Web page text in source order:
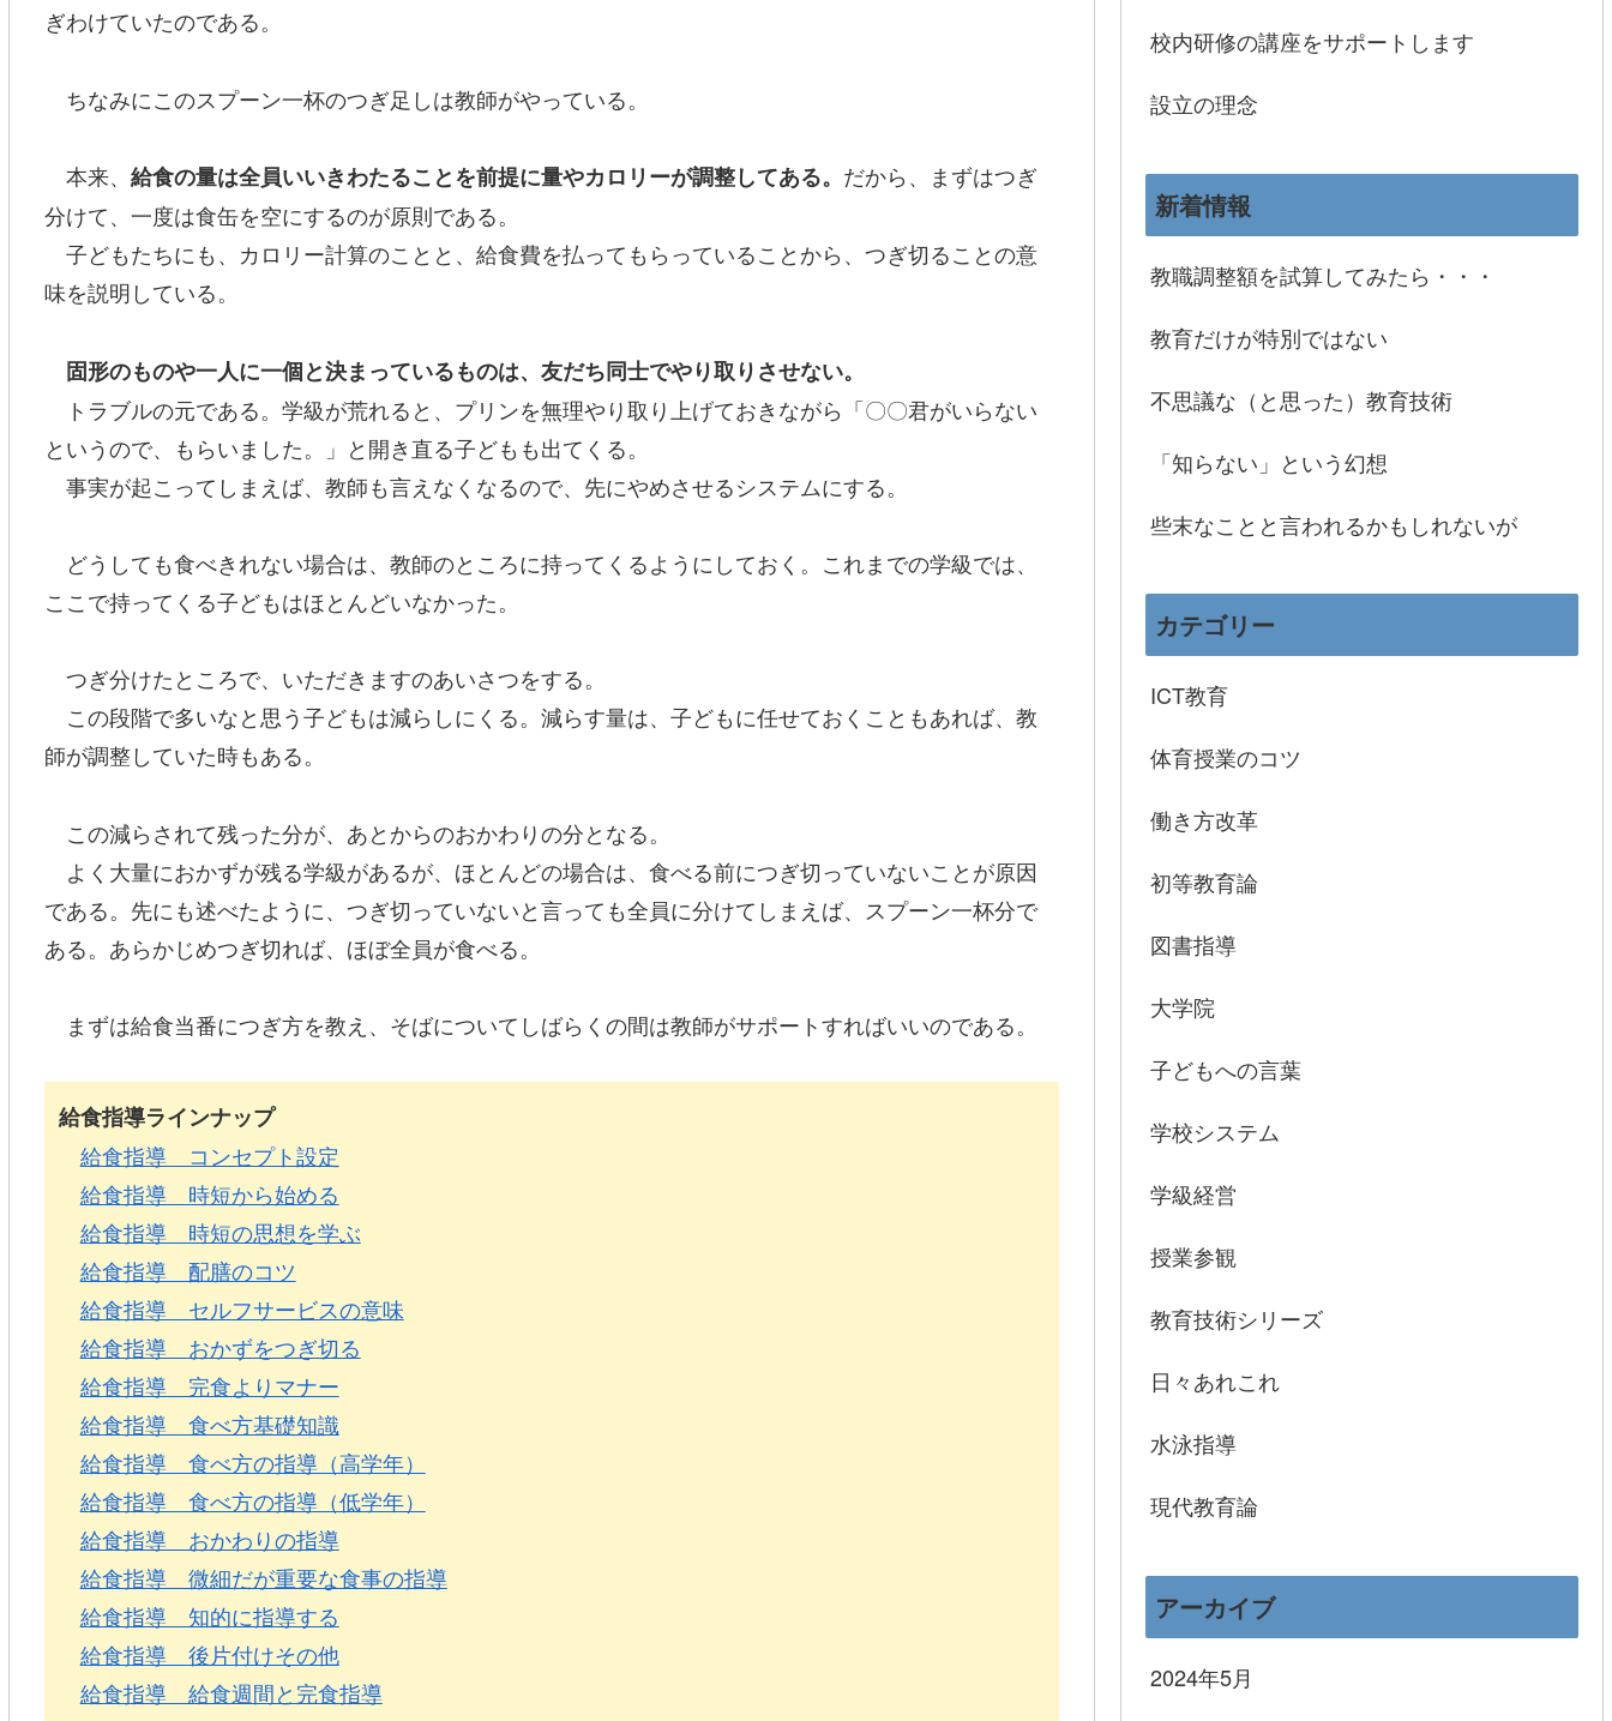
ぎわけていたのである。
ちなみにこのスプーン一杯のつぎ足しは教師がやっている。
本来、 給食の量は全員いいきわたることを前提に量やカロリーが調整してある。 だから、まずはつぎ
分けて、一度は食缶を空にするのが原則である。
子どもたちにも、カロリー計算のことと、給食費を払ってもらっていることから、つぎ切ることの意
味を説明している。
固形のものや一人に一個と決まっているものは、友だち同士でやり取りさせない。
トラブルの元である。学級が荒れると、プリンを無理やり取り上げておきながら「〇〇君がいらない
というので、もらいました。」と開き直る子どもも出てくる。
事実が起こってしまえば、教師も言えなくなるので、先にやめさせるシステムにする。
どうしても食べきれない場合は、教師のところに持ってくるようにしておく。これまでの学級では、
ここで持ってくる子どもはほとんどいなかった。
つぎ分けたところで、いただきますのあいさつをする。
この段階で多いなと思う子どもは減らしにくる。減らす量は、子どもに任せておくこともあれば、教
師が調整していた時もある。
この減らされて残った分が、あとからのおかわりの分となる。
よく大量におかずが残る学級があるが、ほとんどの場合は、食べる前につぎ切っていないことが原因
である。先にも述べたように、つぎ切っていないと言っても全員に分けてしまえば、スプーン一杯分で
ある。あらかじめつぎ切れば、ほぼ全員が食べる。
まずは給食当番につぎ方を教え、そばについてしばらくの間は教師がサポートすればいいのである。
給食指導ラインナップ
給食指導 コンセプト設定
給食指導 時短から始める
給食指導 時短の思想を学ぶ
給食指導 配膳のコツ
給食指導 セルフサービスの意味
給食指導 おかずをつぎ切る
給食指導 完食よりマナー
給食指導 食べ方基礎知識
給食指導 食べ方の指導（高学年）
給食指導 食べ方の指導（低学年）
給食指導 おかわりの指導
給食指導 微細だが重要な食事の指導
給食指導 知的に指導する
給食指導 後片付けその他
給食指導 給食週間と完食指導
校内研修の講座をサポートします
設立の理念
新着情報
教職調整額を試算してみたら・・・
教育だけが特別ではない
不思議な（と思った）教育技術
「知らない」という幻想
些末なことと言われるかもしれないが
カテゴリー
ICT教育
体育授業のコツ
働き方改革
初等教育論
図書指導
大学院
子どもへの言葉
学校システム
学級経営
授業参観
教育技術シリーズ
日々あれこれ
水泳指導
現代教育論
アーカイブ
2024年5月